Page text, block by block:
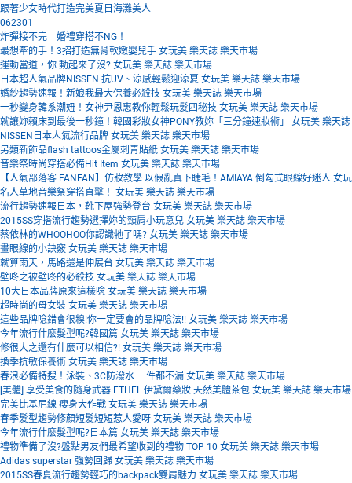
跟著少女時代打造完美夏日海灘美人
062301
炸彈接不完 婚禮穿搭不NG！
最想牽的手！3招打造無骨軟嫩嬰兒手 女玩美 樂天誌 樂天市場
運動當道，你 動起來了沒? 女玩美 樂天誌 樂天市場
日本超人氣品牌NISSEN 抗UV、涼感輕鬆迎涼夏 女玩美 樂天誌 樂天市場
婚紗趨勢速報！新娘我最大保養必殺技 女玩美 樂天誌 樂天市場
一秒變身韓系潮妞！女神尹恩惠教你輕鬆玩髮四秘技 女玩美 樂天誌 樂天市場
就讓妳賴床到最後一秒鐘！韓國彩妝女神PONY教妳「三分鐘速妝術」 女玩美 樂天
NISSEN日本人氣流行品牌 女玩美 樂天誌 樂天市場
另類新飾品flash tattoos金屬刺青貼紙 女玩美 樂天誌 樂天市場
音樂祭時尚穿搭必備Hit Item 女玩美 樂天誌 樂天市場
【人氣部落客 FANFAN】仿妝教學 以假亂真下睫毛！AMIAYA 倒勾式眼線好迷人 女
名人草地音樂祭穿搭直擊！ 女玩美 樂天誌 樂天市場
流行趨勢速報日本，靴下屋強勢登台 女玩美 樂天誌 樂天市場
2015SS穿搭流行趨勢選擇妳的頸肩小玩意兒 女玩美 樂天誌 樂天市場
蔡依林的WHOOHOO你認識牠了嗎? 女玩美 樂天誌 樂天市場
畫眼線的小訣竅 女玩美 樂天誌 樂天市場
就算雨天，馬路還是伸展台 女玩美 樂天誌 樂天市場
壁咚之被壁咚的必殺技 女玩美 樂天誌 樂天市場
10大日本品牌原來這樣唸 女玩美 樂天誌 樂天市場
超時尚的母女裝 女玩美 樂天誌 樂天市場
這些品牌唸錯會很糗!你一定要會的品牌唸法!! 女玩美 樂天誌 樂天市場
今年流行什麼髮型呢?韓國篇 女玩美 樂天誌 樂天市場
修很大之還有什麼可以相信?! 女玩美 樂天誌 樂天市場
換季抗敏保養術 女玩美 樂天誌 樂天市場
春浪必備特搜！泳裝、3C防潑水 一件都不漏 女玩美 樂天誌 樂天市場
[美體] 享受美食的隨身武器 ETHEL 伊黛爾藥妝 天然美體茶包 女玩美 樂天誌 樂天市場
完美比基尼線 瘦身大作戰 女玩美 樂天誌 樂天市場
春季髮型趨勢修顏短髮短短惹人愛呀 女玩美 樂天誌 樂天市場
今年流行什麼髮型呢?日本篇 女玩美 樂天誌 樂天市場
禮物準備了沒?盤點男友們最希望收到的禮物 TOP 10 女玩美 樂天誌 樂天市場
Adidas superstar 強勢回歸 女玩美 樂天誌 樂天市場
2015SS春夏流行趨勢輕巧的backpack雙肩魅力 女玩美 樂天誌 樂天市場